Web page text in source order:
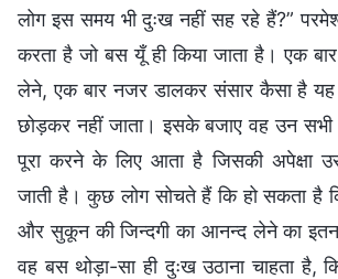
लोग इस समय भी दुःख नहीं सह रहे हैं?”
करता है जो बस यूँ ही किया जाता है। एक
लेने, एक बार नजर डालकर संसार कैसा है
छोड़कर नहीं जाता। इसके बजाए वह उन सभी
पूरा करने के लिए आता है जिसकी अपेक्षा
जाती है। कुछ लोग सोचते हैं कि हो सकता है
और सुकून की जिन्दगी का आनन्द लेने का
वह बस थोड़ा-सा ही दुःख उठाना चाहता है,